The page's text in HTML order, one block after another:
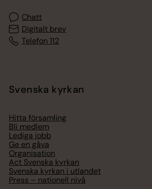
Chatt
Digitalt brev
Telefon 112
Svenska kyrkan
Hitta församling
Bli medlem
Lediga jobb
Ge en gåva
Organisation
Act Svenska kyrkan
Svenska kyrkan i utlandet
Press – nationell nivå